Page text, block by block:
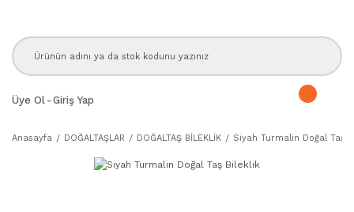
Üye Ol - Giriş Yap
Anasayfa DOĞALTAŞLAR DOĞALTAŞ BİLEKLİK Siyah Turmalin Doğal Taş